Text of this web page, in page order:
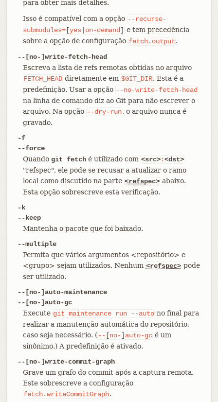
para obter mais detalhes.
Isso é compatível com a opção --recurse-
submodules=[yes| on-demand] e tem precedência
sobre a opção de configuração fetch.output.
--[no-]write-fetch-head
Escreva a lista de refs remotas obtidas no arquivo
FETCH_HEAD diretamente em $GIT_DIR. Esta é a
predefinição. Usar a opção --no-write-fetch-head
na linha de comando diz ao Git para não escrever o
arquivo. Na opção --dry-run, o arquivo nunca é
gravado.
-f
--force
Quando git fetché utilizado com <src>:<dst>
"refspec", ele pode se recusar a atualizar o ramo
local como discutido na parte <refspec> abaixo.
Esta opção sobrescreve esta verificação.
-k
--keep
Mantenha o pacote que foi baixado.
--multiple
Permita que vários argumentos <repositório> e
<grupo> sejam utilizados. Nenhum <refspec> pode
ser utilizado.
--[no-]auto-maintenance
--[no-]auto-gc
Execute git maintenance run --auto no final para
realizar a manutenção automática do repositório,
caso seja necessário. ( -- [no-] auto-gc é um
sinônimo.) A predefinição é ativado.
--[no-]write-commit-graph
Grave um grafo do commit após a captura remota.
Este sobrescreve a configuração
fetch.writeCommitGraph.